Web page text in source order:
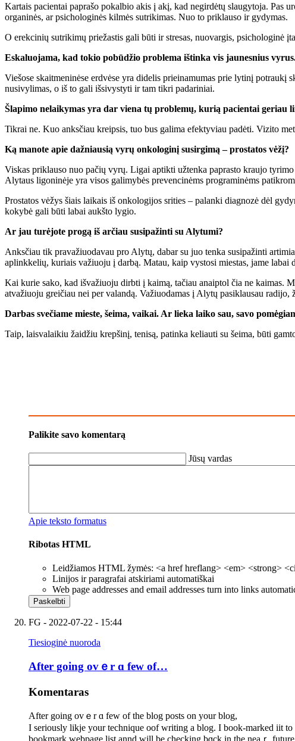
Kartais pacientai paprašo pokalbio akis į akį, kad negirdėtų slaugytoja. Pas
organinės, ar psichologinės kilmės sutrikimas. Nuo to priklauso ir gydymas.
O erekcinių sutrikimų priežastis gali būti ir stresas, nuovargis, psichologinė
Eskaluojama, kad tokio pobūdžio problema ištinka vis jaunesnius
Viešose skaitmeninėse erdvėse yra didelis prieinamumas prie lytinį
nusivylimas, o iš to gali išsivystyti ir tam tikri padariniai.
Šlapimo nelaikymas yra dar viena tų problemų, kurią pacientai
Tikrai ne. Kuo anksčiau kreipsis, tuo bus galima efektyviau padėti. Vizito
Ką manote apie dažniausią vyrų onkologinį susirgimą – prostatos vėžį?
Viskas priklauso nuo pačių vyrų. Ligai aptikti užtenka paprasto kraujo
Alytaus ligoninėje yra visos galimybės prevencinėms programinėms
Prostatos vėžys šiais laikais iš onkologijos srities – palanki diagnozė dėl
kokybė gali būti labai aukšto lygio.
Ar jau turėjote progą iš arčiau susipažinti su Alytumi?
Anksčiau tik pravažiuodavau pro Alytų, dabar su juo tenka susipažinti
aplinkkelių, kuriais važiuoju į darbą. Matau, kaip vystosi miestas, jame labai
Kai kurie sako, kad išvažiuoju dirbti į kaimą, tačiau anaiptol čia ne kaimas.
atvažiuoju greičiau nei per valandą. Važiuodamas į Alytų pasiklausau
Darbas svečiame mieste, šeima, vaikai. Ar lieka laiko sau, savo
Taip, laisvalaikiu žaidžiu krepšinį, tenisą, patinka keliauti su šeima, būti
Palikite savo komentarą
Jūsų vardas
Apie teksto formatus
Ribotas HTML
Leidžiamos HTML žymės: <a href hreflang> <em> <strong>
Linijos ir paragrafai atskiriami automatiškai
Web page addresses and email addresses turn into links
FG - 2022-07-22 - 15:44
Tiesioginė nuoroda
After gоing ovｅr ɑ few of…
Komentaras
After gоing ovｅr ɑ few of thе blog posts οn your blog,
I seriously likje your technique oof writing а blog. I book-marked iit tο
bookmark webpage list annd ᴡill be checking bɑck in the neaｒ future.